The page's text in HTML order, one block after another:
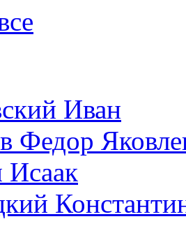
Иван
Федор
Исаак